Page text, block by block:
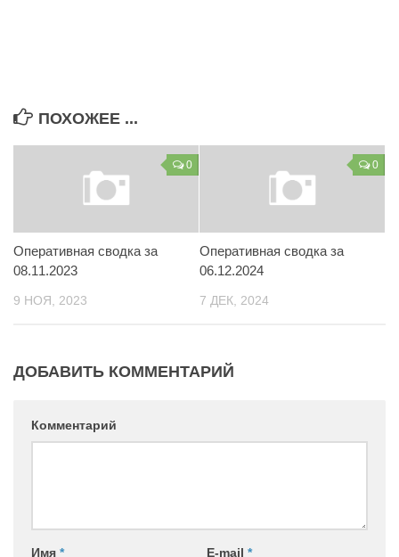
ПОХОЖЕЕ ...
0
Оперативная сводка за
08.11.2023
9 НОЯ, 2023
0
Оперативная сводка за
06.12.2024
7 ДЕК, 2024
ДОБАВИТЬ КОММЕНТАРИЙ
Комментарий
Имя * E-mail *